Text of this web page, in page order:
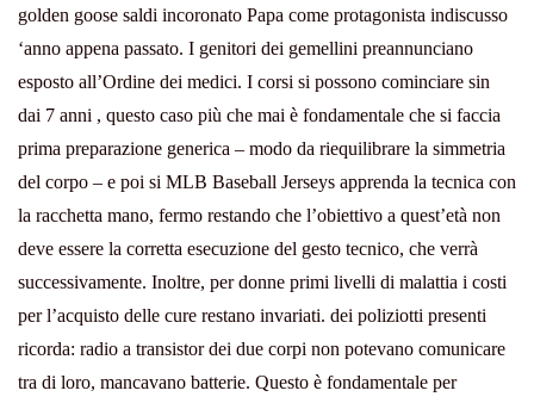
golden goose saldi incoronato Papa come protagonista indiscusso
‘anno appena passato. I genitori dei gemellini preannunciano
esposto all’Ordine dei medici. I corsi si possono cominciare sin
dai 7 anni , questo caso più che mai è fondamentale che si faccia
prima preparazione generica – modo da riequilibrare la simmetria
del corpo – e poi si MLB Baseball Jerseys apprenda la tecnica con
la racchetta mano, fermo restando che l’obiettivo a quest’età non
deve essere la corretta esecuzione del gesto tecnico, che verrà
successivamente. Inoltre, per donne primi livelli di malattia i costi
per l’acquisto delle cure restano invariati. dei poliziotti presenti
ricorda: radio a transistor dei due corpi non potevano comunicare
tra di loro, mancavano batterie. Questo è fondamentale per